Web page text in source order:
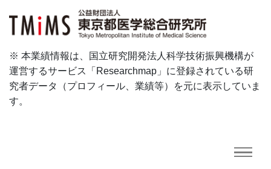
※ 本業績情報は、国立研究開発法人科学技術振興機構が
運営するサービス「Researchmap」に登録されている研
究者データ（プロフィール、業績等）を元に表示していま
す。